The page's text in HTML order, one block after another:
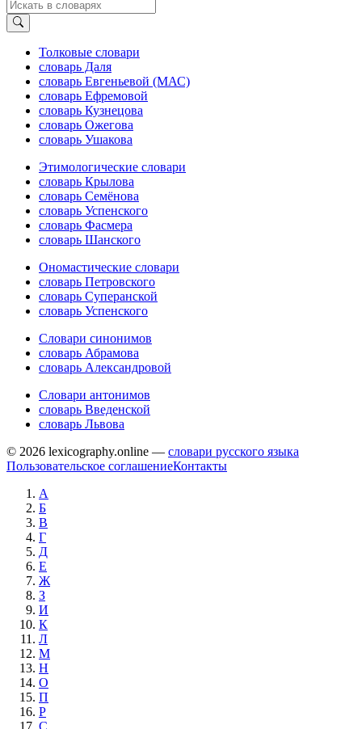
Толковые словари
словарь Даля
словарь Евгеньевой (МАС)
словарь Ефремовой
словарь Кузнецова
словарь Ожегова
словарь Ушакова
Этимологические словари
словарь Крылова
словарь Семёнова
словарь Успенского
словарь Фасмера
словарь Шанского
Ономастические словари
словарь Петровского
словарь Суперанской
словарь Успенского
Словари синонимов
словарь Абрамова
словарь Александровой
Словари антонимов
словарь Введенской
словарь Львова
© 2026 lexicography.online — словари русского языка
Пользовательское соглашениеКонтакты
А
Б
В
Г
Д
Е
Ж
З
И
К
Л
М
Н
О
П
Р
С